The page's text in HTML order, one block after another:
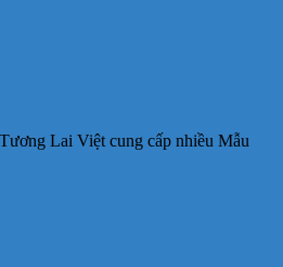
Lai Việt cung cấp nhiều Mẫu